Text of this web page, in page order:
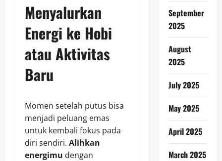
Menyalurkan
Energi ke Hobi
atau Aktivitas
Baru
Momen setelah putus bisa
menjadi peluang emas
untuk kembali fokus pada
diri sendiri. Alihkan
energimu dengan
September
2025
August
2025
July 2025
May 2025
April 2025
March 2025